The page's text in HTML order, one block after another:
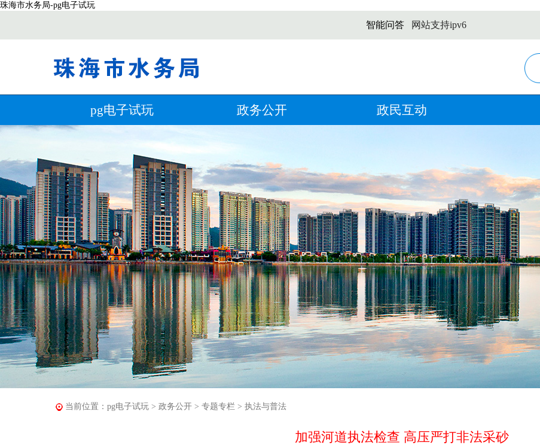
珠海市水务局-pg电子试玩
智能问答 网站支持ipv6
pg电子试玩 政务公开 政民互动
当前位置： pg电子试玩 > 政务公开 > 专题专栏 > 执法与普法
加强河道执法检查 高压严打非法采砂